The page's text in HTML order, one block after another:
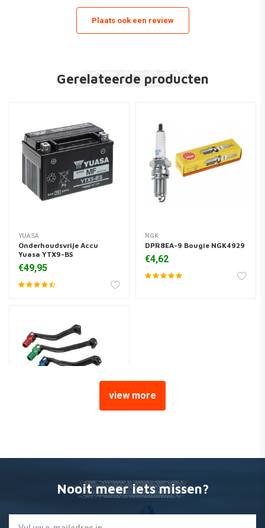
Plaats ook een review
Gerelateerde producten
YUASA
Onderhoudsvrije Accu
Yuasa YTX9-BS
€49,95
NGK
DPR8EA-9 Bougie NGK4929
€4,62
Aluminium Rood Honda
view more
Nooit meer iets missen?